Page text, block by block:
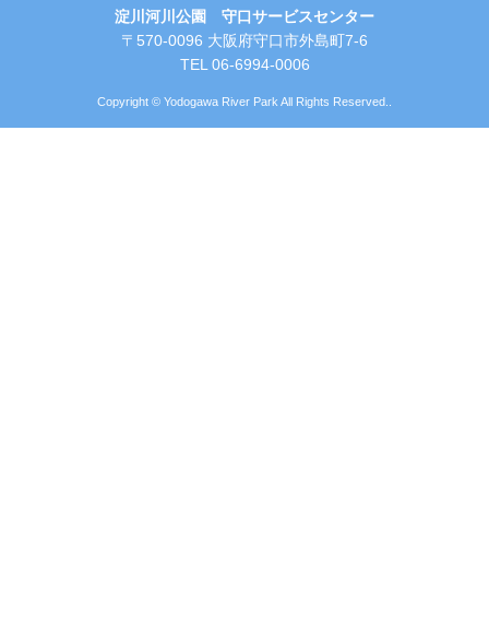
淀川河川公園 守口サービスセンター
〒570-0096 大阪府守口市外島町7-6
TEL 06-6994-0006
Copyright © Yodogawa River Park All Rights Reserved..